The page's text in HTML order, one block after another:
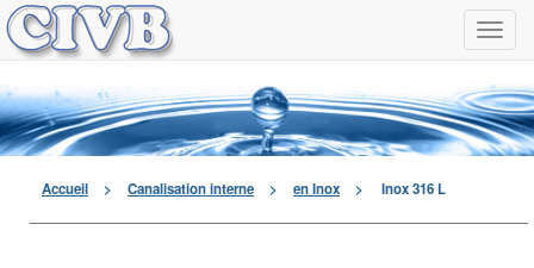
à
Accueil > Canalisation interne > en Inox > Inox 316 L